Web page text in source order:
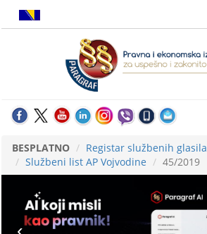
BESPLATNO
Registar službenih glasila
Službeni list AP Vojvodine
45/2019